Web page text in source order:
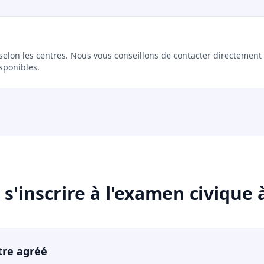
les centres. Nous vous conseillons de contacter
à l'examen civique
agréé